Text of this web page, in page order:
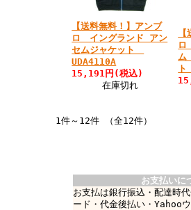
【送料無料！】アンブ
ロ イングランド アン
セムジャケット
UDA4110A
15,191円(税込)
在庫切れ
ロ
ム
1件～12件 （全12件）
お支払いに
お支払は銀行振込・配達時
ード・代金後払い・Yahoo